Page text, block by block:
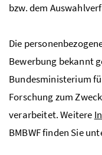
bzw.dem
Die
Bewerbung bekannt
Bundesministerium
Forschung zum
verarbeitet. Weitere
BMBWFfinden Sie